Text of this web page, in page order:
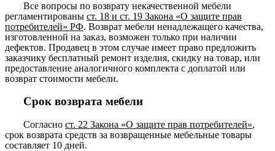
Все вопросы по возврату некачественной мебели
регламентированы ст. 18 и ст. 19 Закона «О защите прав
потребителей» РФ. Возврат мебели ненадлежащего качества,
изготовленной на заказ, возможен только при наличии
дефектов. Продавец в этом случае имеет право предложить
заказчику бесплатный ремонт изделия, скидку на товар, или
предоставление аналогичного комплекта с доплатой или
возврат стоимости мебели.
Срок возврата мебели
Согласно ст. 22 Закона «О защите прав потребителей»,
срок возврата средств за возвращенные мебельные товары
составляет 10 дней.